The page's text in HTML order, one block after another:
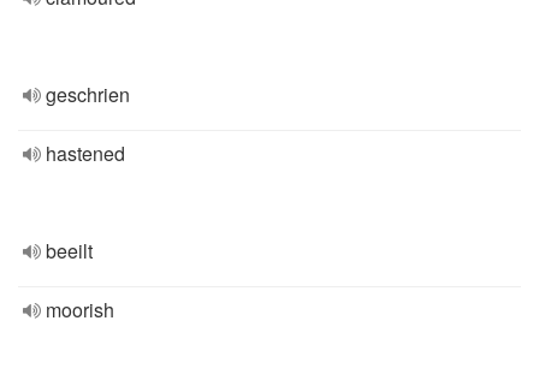
geschrien
hastened
beeilt
moorish